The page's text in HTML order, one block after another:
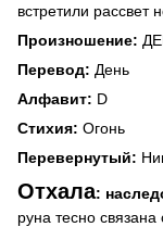
встретили рассвет
Произношение:
Перевод: День
Алфавит: D
Стихия: Огонь
Перевернутый:
Отхала:
руна тесно